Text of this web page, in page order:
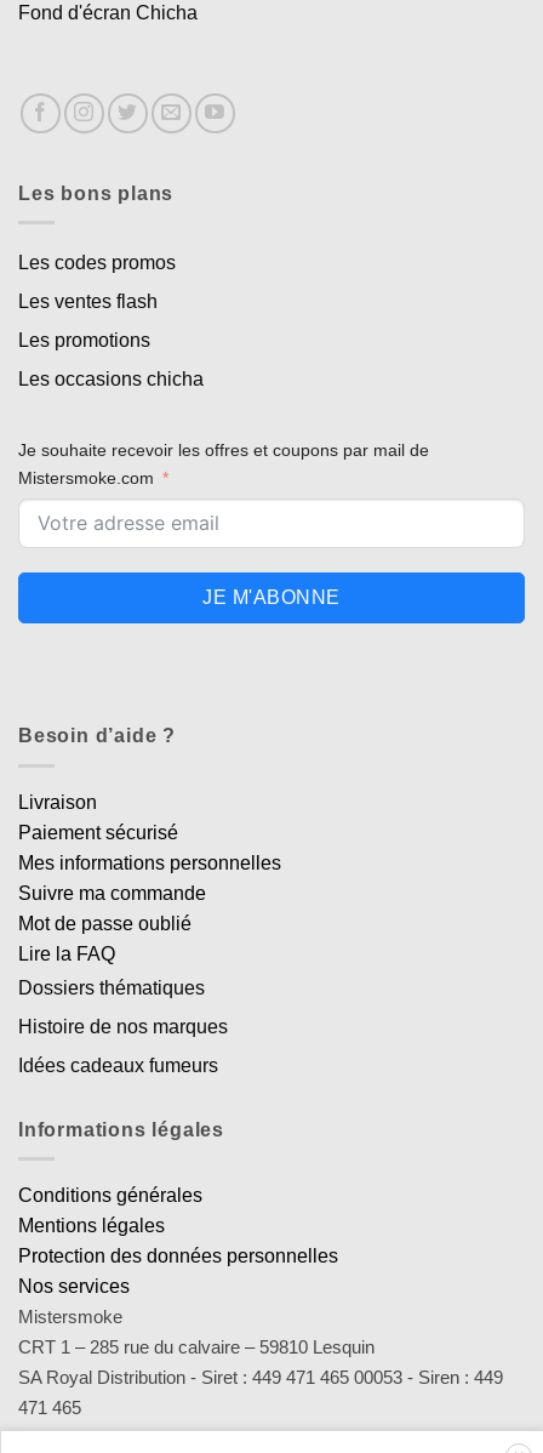
Fond d'écran Chicha
Les bons plans
Les codes promos
Les ventes flash
Les promotions
Les occasions chicha
Je souhaite recevoir les offres et coupons par mail de
Mistersmoke.com
JE M'ABONNE
Besoin d’aide ?
Livraison
Paiement sécurisé
Mes informations personnelles
Suivre ma commande
Mot de passe oublié
Lire la FAQ
Dossiers thématiques
Histoire de nos marques
Idées cadeaux fumeurs
Informations légales
Conditions générales
Mentions légales
Protection des données personnelles
Nos services
Mistersmoke
CRT 1 – 285 rue du calvaire – 59810 Lesquin
SA Royal Distribution - Siret : 449 471 465 00053 - Siren : 449
471 465
Contact : notre équipe d’experts est joignable par email